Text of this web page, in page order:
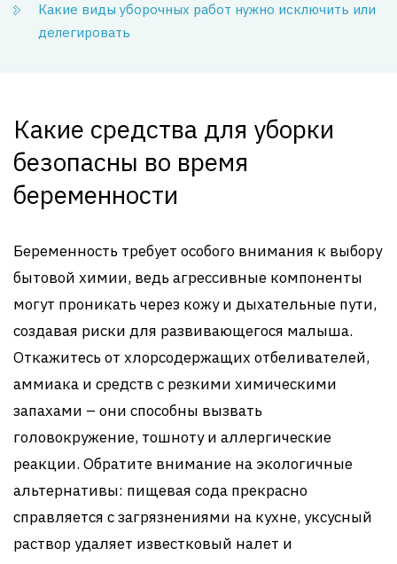
Какие виды уборочных работ нужно исключить или
делегировать
Какие средства для уборки
безопасны во время
беременности
Беременность требует особого внимания к выбору
бытовой химии, ведь агрессивные компоненты
могут проникать через кожу и дыхательные пути,
создавая риски для развивающегося малыша.
Откажитесь от хлорсодержащих отбеливателей,
аммиака и средств с резкими химическими
запахами – они способны вызвать
головокружение, тошноту и аллергические
реакции. Обратите внимание на экологичные
альтернативы: пищевая сода прекрасно
справляется с загрязнениями на кухне, уксусный
раствор удаляет известковый налет и